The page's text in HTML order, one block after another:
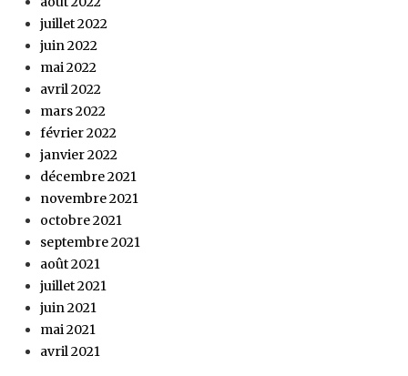
juillet 2022
juin 2022
mai 2022
avril 2022
mars 2022
février 2022
janvier 2022
décembre 2021
novembre 2021
octobre 2021
septembre 2021
août 2021
juillet 2021
juin 2021
mai 2021
avril 2021